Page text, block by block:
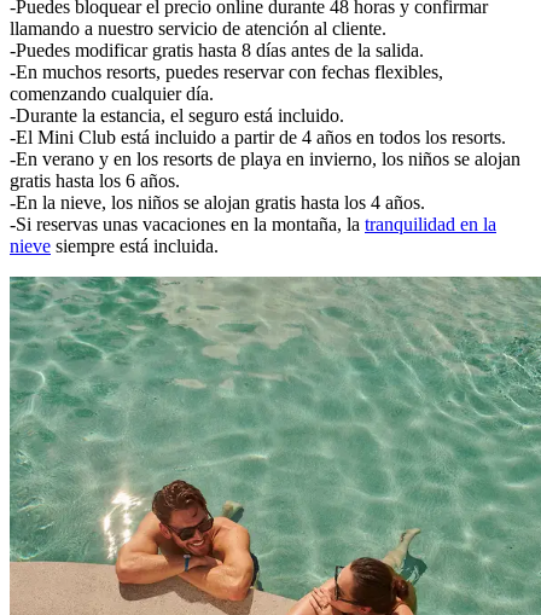
-Puedes bloquear el precio online durante 48 horas y confirmar
llamando a nuestro servicio de atención al cliente.
-Puedes modificar gratis hasta 8 días antes de la salida.
-En muchos resorts, puedes reservar con fechas flexibles,
comenzando cualquier día.
-Durante la estancia, el seguro está incluido.
-El Mini Club está incluido a partir de 4 años en todos los resorts.
-En verano y en los resorts de playa en invierno, los niños se alojan
gratis hasta los 6 años.
-En la nieve, los niños se alojan gratis hasta los 4 años.
-Si reservas unas vacaciones en la montaña, la tranquilidad en la
nieve siempre está incluida.